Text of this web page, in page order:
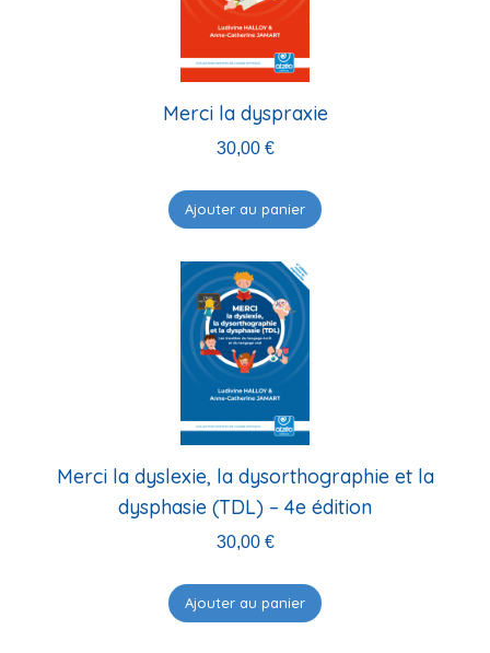
Merci la dyspraxie
30,00 €
Ajouter au panier
Merci la dyslexie, la dysorthographie et la
dysphasie (TDL) – 4e édition
30,00 €
Ajouter au panier